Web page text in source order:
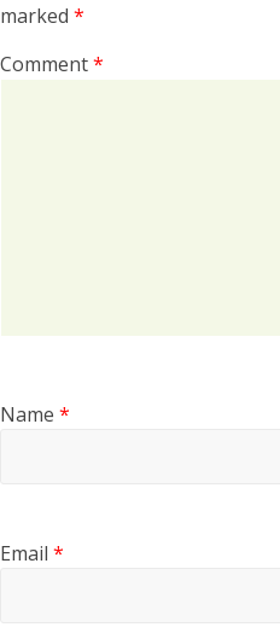
marked *
Comment*
Name *
Email *